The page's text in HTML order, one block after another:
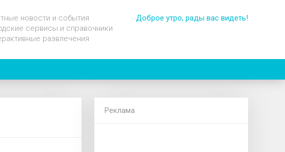
новости и события
сервисы и справочники
развлечения
Доброе утро, рады вас видеть!
Реклама